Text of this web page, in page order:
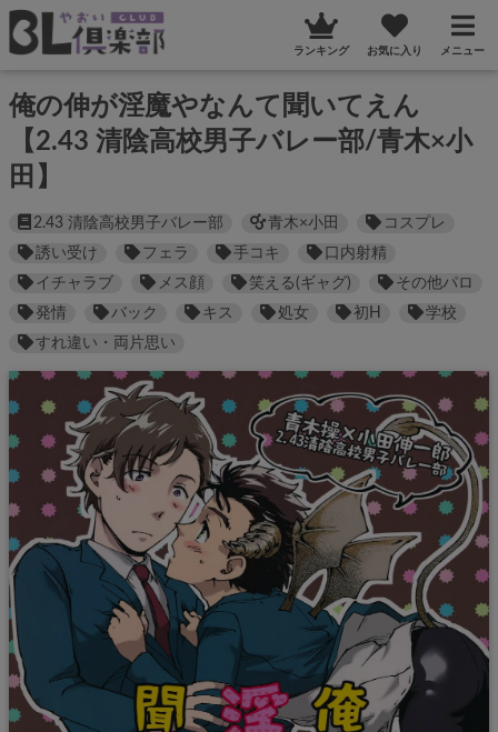
ランキング お気に入り メニュー
俺の伸が淫魔やなんて聞いてえん
【2.43 清陰高校男子バレー部/青木×小
田】
2.43 清陰高校男子バレー部 青木×小田
コスプレ
誘い受け
フェラ 手コキ
口内射精
イチャラブ
メス顔 笑える(ギャグ)
その他パロ
発情
バック キス 処女 初H
学校
すれ違い・両片思い